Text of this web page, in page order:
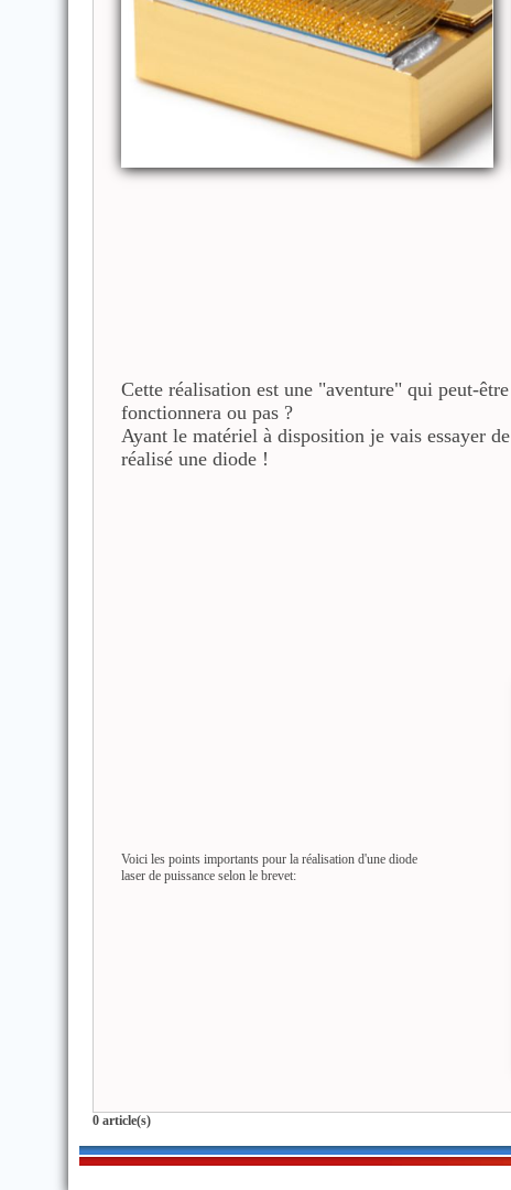
Cette réalisation est une "aventure" qui peut-être
fonctionnera ou pas ?
Ayant le matériel à disposition je vais essayer de
réalisé une diode !
Voici les points importants pour la réalisation d'une diode
laser de puissance selon le brevet:
0 article(s)